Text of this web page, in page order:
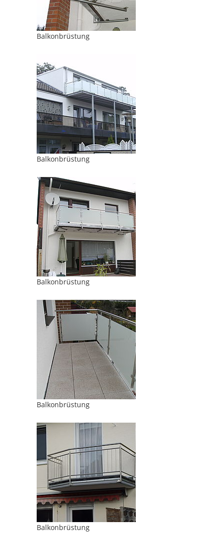
Balkonbrüstung
Balkonbrüstung
Balkonbrüstung
Balkonbrüstung
Balkonbrüstung